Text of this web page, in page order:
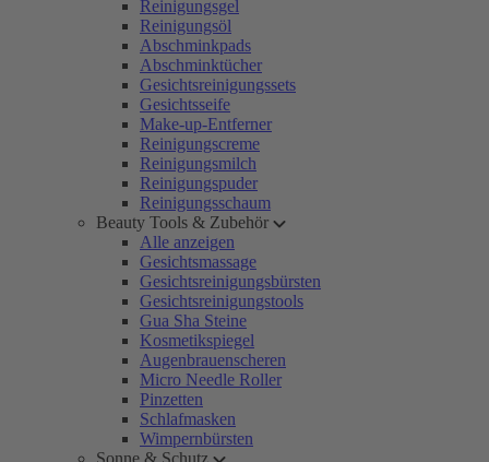
Reinigungsgel
Reinigungsöl
Abschminkpads
Abschminktücher
Gesichtsreinigungssets
Gesichtsseife
Make-up-Entferner
Reinigungscreme
Reinigungsmilch
Reinigungspuder
Reinigungsschaum
Beauty Tools & Zubehör
Alle anzeigen
Gesichtsmassage
Gesichtsreinigungsbürsten
Gesichtsreinigungstools
Gua Sha Steine
Kosmetikspiegel
Augenbrauenscheren
Micro Needle Roller
Pinzetten
Schlafmasken
Wimpernbürsten
Sonne & Schutz